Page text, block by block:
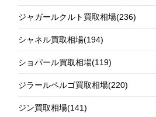
ジャガールクルト買取相場(236)
シャネル買取相場(194)
ショパール買取相場(119)
ジラールペルゴ買取相場(220)
ジン買取相場(141)